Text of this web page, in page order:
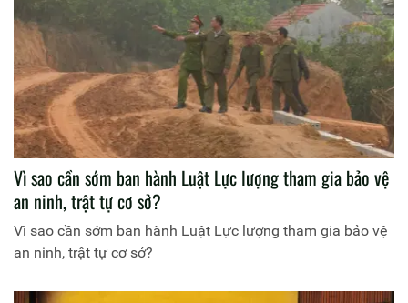
Vì sao cần sớm ban hành Luật Lực lượng tham gia bảo vệ
an ninh, trật tự cơ sở?
Vì sao cần sớm ban hành Luật Lực lượng tham gia bảo vệ
an ninh, trật tự cơ sở?